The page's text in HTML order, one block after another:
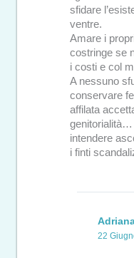
sfidare
ventre.
Amare i
costringe se
i costi e col
A nessuno
conservare
affilata
genitorialità…
intendere
i finti
22